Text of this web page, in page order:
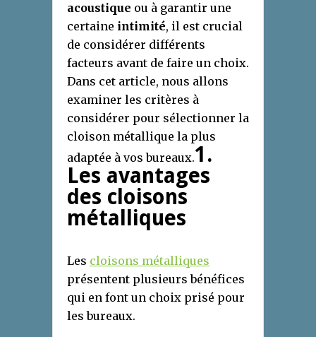
acoustique ou à garantir une
certaine intimité, il est crucial
de considérer différents
facteurs avant de faire un choix.
Dans cet article, nous allons
examiner les critères à
considérer pour sélectionner la
cloison métallique la plus
adaptée à vos bureaux.1.
Les avantages
des cloisons
métalliques
Les cloisons métalliques
présentent plusieurs bénéfices
qui en font un choix prisé pour
les bureaux.